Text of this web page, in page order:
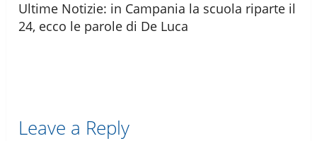
Ultime Notizie: in Campania la scuola riparte il
24, ecco le parole di De Luca
Leave a Reply